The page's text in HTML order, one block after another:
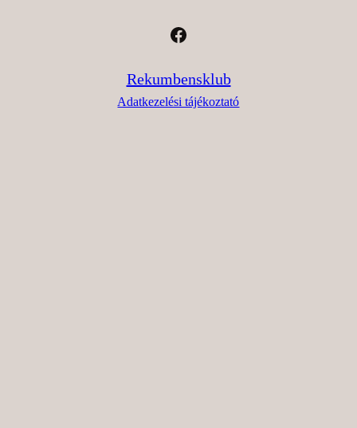
Facebook
Rekumbensklub
Adatkezelési tájékoztató